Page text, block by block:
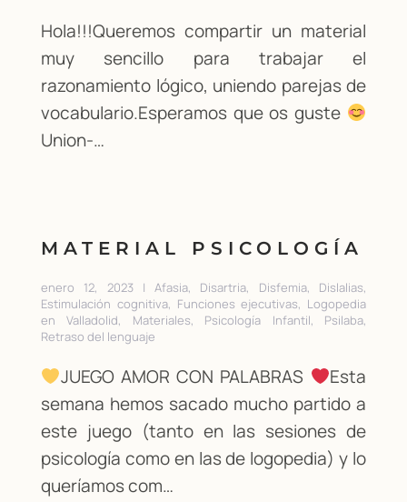
Hola!!!Queremos compartir un material
muy sencillo para trabajar el
razonamiento lógico, uniendo parejas de
vocabulario.Esperamos que os guste
Union-…
MATERIAL PSICOLOGÍA
enero 12, 2023 | Afasia, Disartria, Disfemia, Dislalias,
Estimulación cognitiva, Funciones ejecutivas, Logopedia
en Valladolid, Materiales, Psicología Infantil, Psilaba,
Retraso del lenguaje
JUEGO AMOR CON PALABRAS
Esta
semana hemos sacado mucho partido a
este juego (tanto en las sesiones de
psicología como en las de logopedia) y lo
queríamos com…